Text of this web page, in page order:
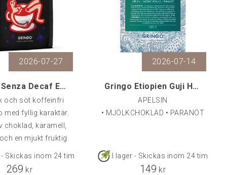
2026-07-27
Gringo Senza Decaf Espresso, 500 g
och söt koffeinfri
med fyllig karaktär.
choklad, karamell,
en mjukt fruktig
- Skickas inom 24 tim
269 kr
2026-07-14
Gringo Etiopien Guji Hambela Decaf, 250 g
APELSIN
• MJÖLKCHOKLAD • PARANÖT
I lager - Skickas inom 24 tim
149 kr